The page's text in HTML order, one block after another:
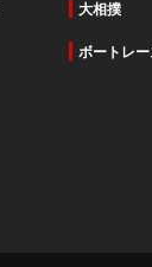
大相撲
ボートレー